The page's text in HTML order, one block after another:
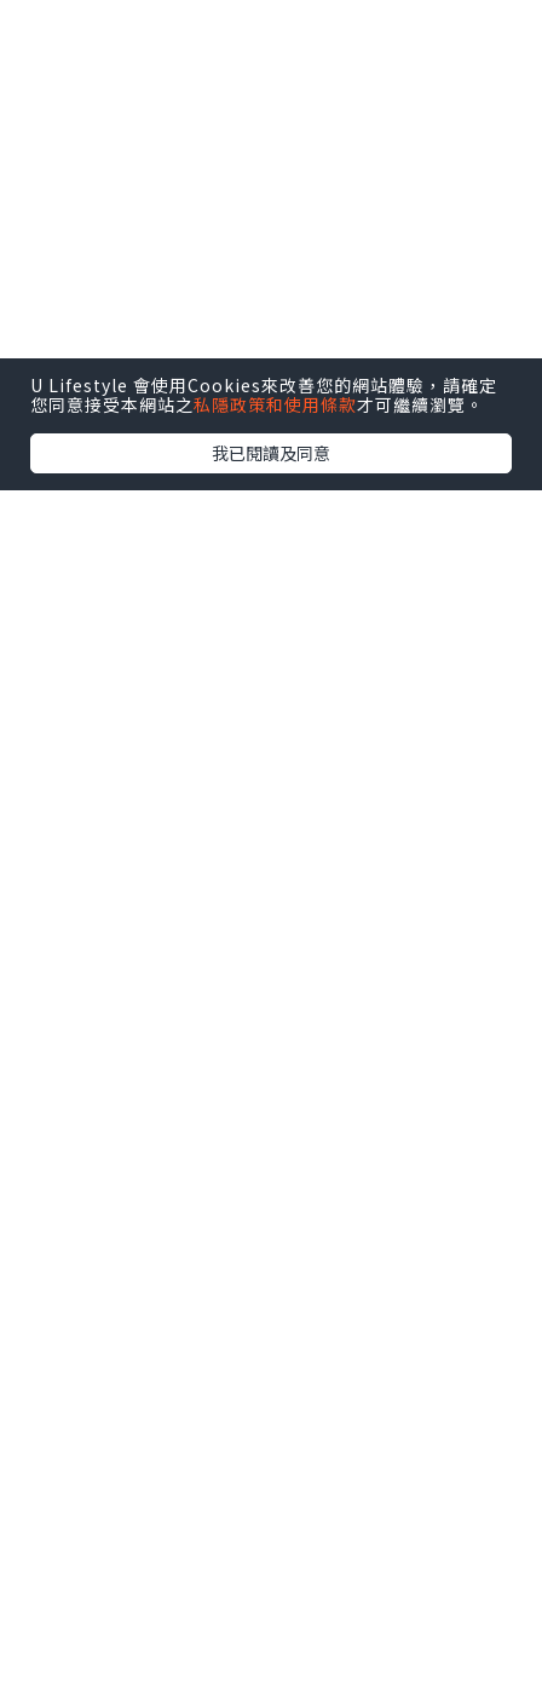
U Lifestyle 會使用Cookies來改善您的網站體驗，請確定
您同意接受本網站之私隱政策和使用條款才可繼續瀏覽。
我已閱讀及同意